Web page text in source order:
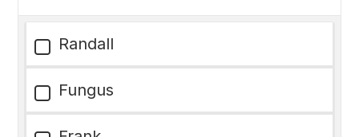
Randall
Fungus